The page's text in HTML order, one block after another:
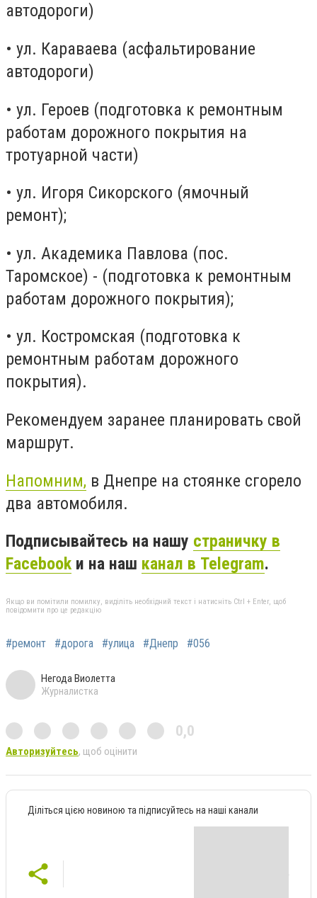
автодороги)
• ул. Караваева (асфальтирование
автодороги)
• ул. Героев (подготовка к ремонтным
работам дорожного покрытия на
тротуарной части)
• ул. Игоря Сикорского (ямочный
ремонт);
• ул. Академика Павлова (пос.
Таромское) - (подготовка к ремонтным
работам дорожного покрытия);
• ул. Костромская (подготовка к
ремонтным работам дорожного
покрытия).
Рекомендуем заранее планировать свой
маршрут.
Напомним, в Днепре на стоянке сгорело
два автомобиля.
Подписывайтесь на нашу страничку в
Facebook и на наш канал в Telegram.
Якщо ви помітили помилку, виділіть необхідний текст і натисніть Ctrl + Enter, щоб
повідомити про це редакцію
#ремонт #дорога #улица #Днепр #056
Негода Виолетта
Журналистка
0,0
Авторизуйтесь, щоб оцінити
Діліться цією новиною та підписуйтесь на наші канали